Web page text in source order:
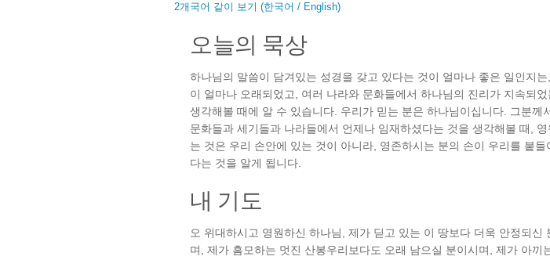
2개국어 같이 보기 (한국어 / English)
오늘의 묵상
하나님의 말씀이 담겨있는 성경을 갖고 있다는 것이 얼마나 좋은 일인지는
이 얼마나 오래되었고, 여러 나라와 문화들에서 하나님의 진리가 지속되었
생각해볼 때에 알 수 있습니다. 우리가 믿는 분은 하나님이십니다. 그분께
문화들과 세기들과 나라들에서 언제나 임재하셨다는 것을 생각해볼 때,
는 것은 우리 손안에 있는 것이 아니라, 영존하시는 분의 손이 우리를 붙들
다는 것을 알게 됩니다.
내 기도
오 위대하시고 영원하신 하나님, 제가 딛고 있는 이 땅보다 더욱 안정되신
며, 제가 흠모하는 멋진 산봉우리보다도 오래 남으실 분이시며, 제가 아끼